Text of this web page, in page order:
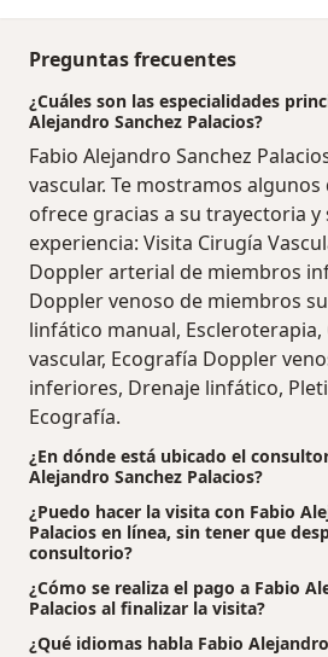
Preguntas frecuentes
¿Cuáles son las especialidades
Alejandro Sanchez Palacios?
Fabio Alejandro Sanchez
vascular. Te mostramos
ofrece gracias a su trayectoria y
experiencia: Visita Cirugía
Doppler arterial de miembros
Doppler venoso de miembros
linfático manual,
vascular, Ecografía Doppler
inferiores, Drenaje linfático,
Ecografía.
¿En dónde está ubicado el
Alejandro Sanchez Palacios?
¿Puedo hacer la visita con Fabio
Palacios en línea, sin tener que
consultorio?
¿Cómo se realiza el pago a Fabio
Palacios al finalizar la visita?
¿Qué idiomas habla Fabio